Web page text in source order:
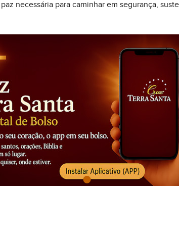
necessária para caminhar em segurança,